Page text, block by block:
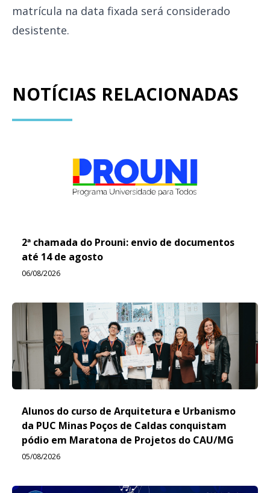
matrícula na data fixada será considerado
desistente.
NOTÍCIAS RELACIONADAS
2ª chamada do Prouni: envio de documentos
até 14 de agosto
06/08/2026
Alunos do curso de Arquitetura e Urbanismo
da PUC Minas Poços de Caldas conquistam
pódio em Maratona de Projetos do CAU/MG
05/08/2026